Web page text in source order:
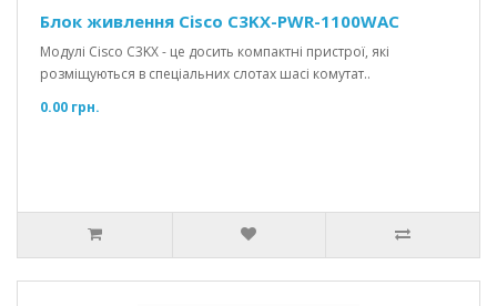
Блок живлення Cisco C3KX-PWR-1100WAC
Модулі Cisco C3KX - це досить компактні пристрої, які
розміщуються в спеціальних слотах шасі комутат..
0.00 грн.